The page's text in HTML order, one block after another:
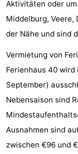
Medizin
Adressen
Region
Schouwen-
Renesse
-
Aktivitäten oder
Middelburg, Veere,
der Nähe und sind
Vermietung von
Ferienhaus 40
September)
Nebensaison sind
Ausnahmen sind
zwischen €96 und